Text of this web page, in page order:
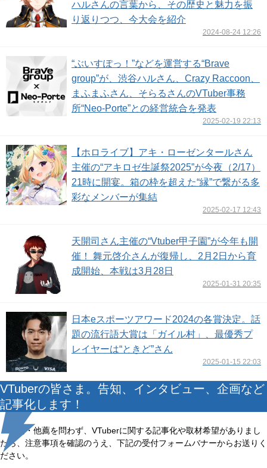
ハルさんの言葉から、その歴史と魅力を振
り返りつつ、今大会を紹介
2024-08-24 12:26
“ぶいすぽっ！”などを運営する“Brave
group”が、渋谷ハルさん、Crazy Raccoon、
まふまふさん、そらるさんのVTuber事務
所“Neo-Porte”との経営統合を発表
2025-02-19 22:13
【ホロライブ】アキ・ローゼンタールさん
主催の“アキロゼ生誕祭2025”が今夜（2/17）
21時に開宴。箱の枠を超えた“縁”で繋がる多
彩なメンバーが集結
2025-02-17 12:43
天開司さん主催の“Vtuber甲子園”が今年も開
催！ 舞元啓介さんが復帰し、2月2日から育
成開始、本戦は3月28日
2025-01-31 20:35
日本eスポーツアワード2024の各賞決定。話
題の流行語大賞は「ガイル村」、最優秀プ
レイヤーは“ときど”さん
2025-01-15 22:03
VTuberの皆さま。告知、インタビュー、企画など
記事化します！
自薦・他薦を問わず、VTuberに関する記事化や取材希望がありまし
たら、注意事項を確認のうえ、下記の受付フォームバナーからお送りく
ださい。